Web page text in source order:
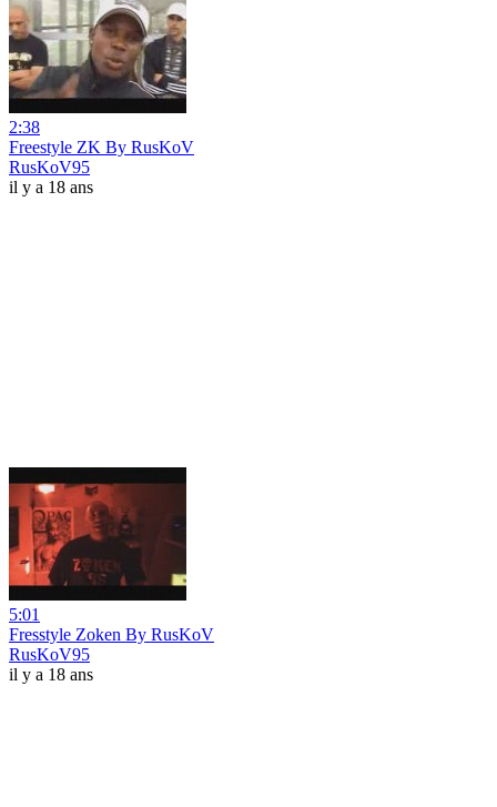
2:38
Freestyle ZK By RusKoV
RusKoV95
il y a 18 ans
5:01
Fresstyle Zoken By RusKoV
RusKoV95
il y a 18 ans